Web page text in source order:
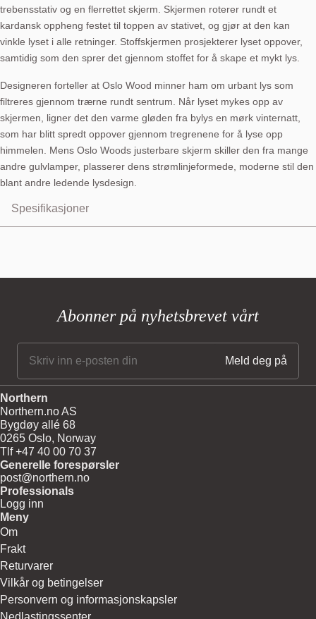
trebensstativ og en flerrettet skjerm. Skjermen roterer rundt et
kardansk oppheng festet til toppen av stativet, og gjør at den kan
vinkle lyset i alle retninger. Stoffskjermen prosjekterer lyset oppover,
samtidig som den sprer det gjennom stoffet for å skape et mykt lys.
Designeren forteller at Oslo Wood minner ham om urbant lys som
filtreres gjennom trærne rundt sentrum. Når lyset mykes opp av
skjermen, ligner det den varme gløden fra bylys en mørk vinternatt,
som har blitt spredt oppover gjennom tregrenene for å lyse opp
himmelen. Mens Oslo Woods justerbare skjerm skiller den fra mange
andre gulvlamper, plasserer dens strømlinjeformede, moderne stil den
blant andre ledende lysdesign.
Spesifikasjoner
Abonner på nyhetsbrevet vårt
Northern
Northern.no AS
Bygdøy allé 68
0265 Oslo, Norway
Tlf +47 40 00 70 37
Generelle forespørsler
post@northern.no
Professionals
Logg inn
Meny
Om
Frakt
Returvarer
Vilkår og betingelser
Personvern og informasjonskapsler